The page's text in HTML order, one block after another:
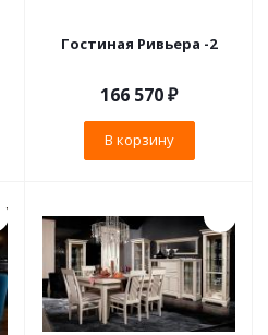
Гостиная Ривьера -2
166 570₽
В корзину